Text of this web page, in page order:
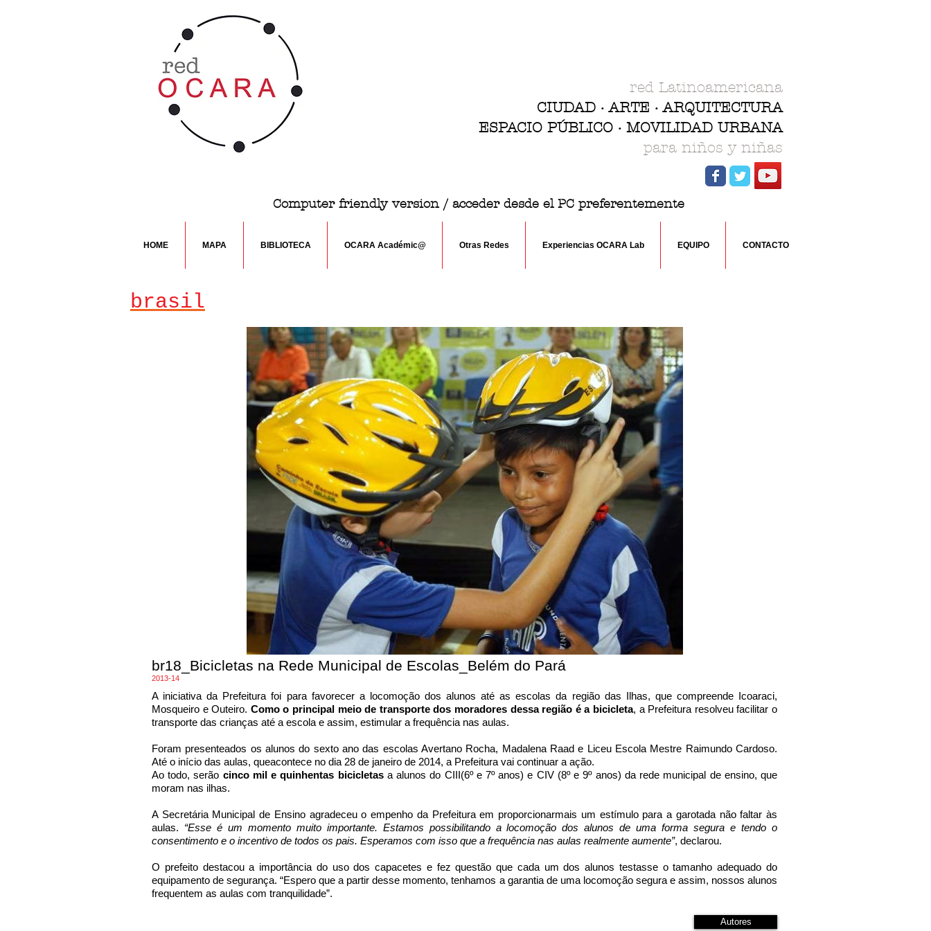
red Latinoamericana
CIUDAD · ARTE · ARQUITECTURA
ESPACIO PÚBLICO · MOVILIDAD URBANA
para niños y niñas
HOME MAPA BIBLIOTECA OCARA Académic@ Otras Redes Experiencias OCARA Lab EQUIPO CONTACTO
Computer friendly version / acceder desde el PC preferentemente
br18_Bicicletas na Rede Municipal de Escolas_Belém do Pará
2013-14
A iniciativa da Prefeitura foi para favorecer a locomoção dos alunos até as escolas da região das Ilhas, que compreende Icoaraci,
Mosqueiro e Outeiro. Como o principal meio de transporte dos moradores dessa região é a bicicleta, a Prefeitura resolveu facilitar o
transporte das crianças até a escola e assim, estimular a frequência nas aulas.
Foram presenteados os alunos do sexto ano das escolas Avertano Rocha, Madalena Raad e Liceu Escola Mestre Raimundo Cardoso.
Até o início das aulas, queacontece no dia 28 de janeiro de 2014, a Prefeitura vai continuar a ação.
Ao todo, serão cinco mil e quinhentas bicicletasa alunos do CIII(6º e 7º anos) e CIV (8º e 9º anos) da rede municipal de ensino, que
moram nas ilhas.
A Secretária Municipal de Ensino agradeceu o empenho da Prefeitura em proporcionarmais um estímulo para a garotada não faltar às
aulas. “Esse é um momento muito importante. Estamos possibilitando a locomoção dos alunos de uma forma segura e tendo o
consentimento e o incentivo de todos os pais. Esperamos com isso que a frequência nas aulas realmente aumente”, declarou.
O prefeito destacou a importância do uso dos capacetes e fez questão que cada um dos alunos testasse o tamanho adequado do
equipamento de segurança. “Espero que a partir desse momento, tenhamos a garantia de uma locomoção segura e assim, nossos alunos
frequentem as aulas com tranquilidade”.
Autores
brasil